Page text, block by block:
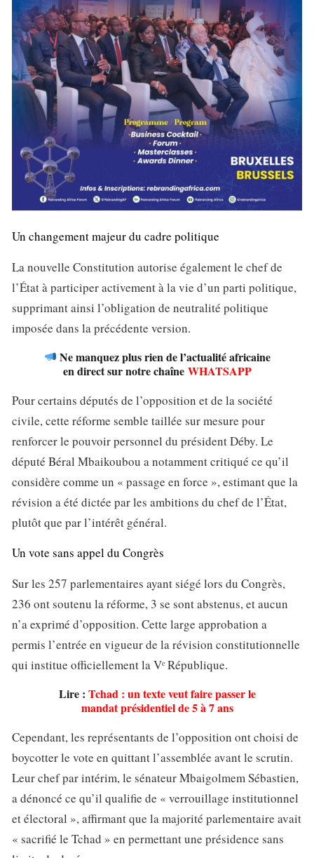
Un changement majeur du cadre politique
La nouvelle Constitution autorise également le chef de
l’État à participer activement à la vie d’un parti politique,
supprimant ainsi l’obligation de neutralité politique
imposée dans la précédente version.
Ne manquez plus rien de l’actualité africaine
en direct sur notre chaîne WHATSAPP
Pour certains députés de l’opposition et de la société
civile, cette réforme semble taillée sur mesure pour
renforcer le pouvoir personnel du président Déby. Le
député Béral Mbaikoubou a notamment critiqué ce qu’il
considère comme un « passage en force », estimant que la
révision a été dictée par les ambitions du chef de l’État,
plutôt que par l’intérêt général.
Un vote sans appel du Congrès
Sur les 257 parlementaires ayant siégé lors du Congrès,
236 ont soutenu la réforme, 3 se sont abstenus, et aucun
n’a exprimé d’opposition. Cette large approbation a
permis l’entrée en vigueur de la révision constitutionnelle
qui institue officiellement la Vᵉ République.
Lire : Tchad : un texte veut faire passer le
mandat présidentiel de 5 à 7 ans
Cependant, les représentants de l’opposition ont choisi de
boycotter le vote en quittant l’assemblée avant le scrutin.
Leur chef par intérim, le sénateur Mbaigolmem Sébastien,
a dénoncé ce qu’il qualifie de « verrouillage institutionnel
et électoral », affirmant que la majorité parlementaire avait
« sacrifié le Tchad » en permettant une présidence sans